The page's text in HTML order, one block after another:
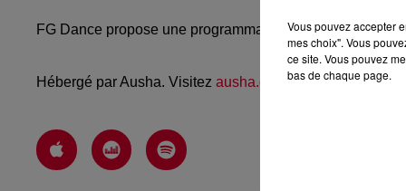
FG Dance propose une programmation dance, EDM,
Hébergé par Ausha. Visitez ausha.co/politique-de-
Vous pouvez accepter
mes choix". Vous
ce site. Vous pouvez
bas de chaque page.